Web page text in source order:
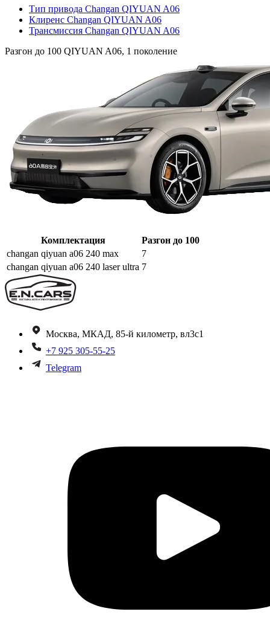
Тип привода Changan QIYUAN A06
Клиренс Changan QIYUAN A06
Трансмиссия Changan QIYUAN A06
Разгон до 100 QIYUAN A06, 1 поколение
Комплектация
Разгон до 100
changan qiyuan a06 240 max
7
changan qiyuan a06 240 laser ultra 7
Москва, МКАД, 85-й километр, вл3с1
+7 925 305-55-25
Telegram